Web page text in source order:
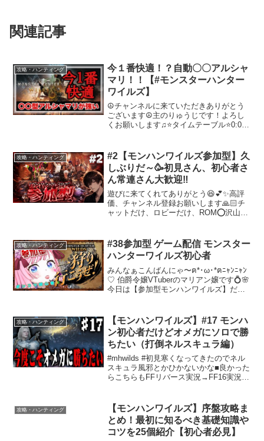
関連記事
攻略・ハンティング
今１番快適！？自動〇〇アルシャ
マリ！！【#モンスターハンター
ワイルズ】
☮️チャンネルに来ていただきありがとう
ございます☮️主のりゅうじです！よろし
くお願いします♫⭐タイムテーブル⭐0:00
今おすすめの動画⭐『ラ...
攻略・ハンティング
#2【モンハンワイルズ参加型】久
しぶりだ～🥳初見さん、初心者さ
ん常連さん大歓迎‼️
遊びに来てくれてありがとう😆💕✨高評
価、チャンネル登録お願いします🙏🏻チ
ャットだけ、ロビーだけ、ROM⭕沢山の
ためPS利用者様限定になります😥VC参
加したい方は気軽に...
攻略・ハンティング
#38参加型 ゲーム配信 モンスター
ハンターワイルズ初心者
みんなぁこんばんにゃ〜ฅ*･ω･*ฅﾆｬﾝﾆｬﾝ
♡ 伯爵令嬢VTuberのマリアン嬢です💍🌸
今日は【参加型モンハンワイルズ】だよ
くよぉ❣️突撃ー❣️」 最後はみん...
攻略・ハンティング
【モンハンワイルズ】#17 モンハ
ン初心者だけどオメガにソロで勝
ちたい（打倒ネルスキュラ編）
#mhwilds #初見寒くなってきたのでネル
スキュラ風邪とかひかないかな■良かった
らこちらもFFリバース実況→FF16実況
関する事件→FFに関する記録→■感...
攻略・ハンティング
【モンハンワイルズ】序盤攻略ま
とめ！最初に知るべき基礎知識や
コツを25個紹介【初心者必見】